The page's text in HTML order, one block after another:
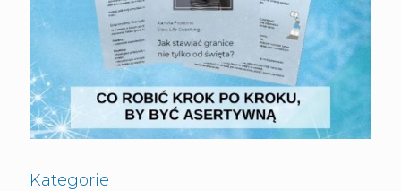
Kategorie